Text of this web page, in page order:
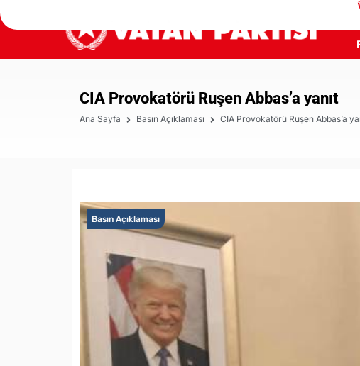
CIA Provokatörü Ruşen Abbas’a yanıt
Ana Sayfa Basın Açıklaması CIA Provokatörü Ruşen Abbas’a
Basın Açıklaması